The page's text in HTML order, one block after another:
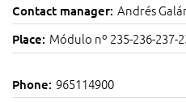
Contact manager: Andrés
Place: Módulo nº 235-236-237-
Phone: 965114900